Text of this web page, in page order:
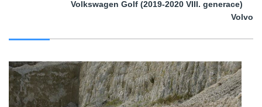
Volkswagen Golf (2019-2020 VIII. generace)
Volvo